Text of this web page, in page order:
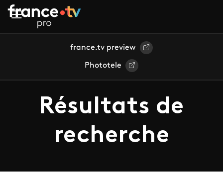
Aller au contenu principal
france.tv preview
Phototele
Résultats de
recherche